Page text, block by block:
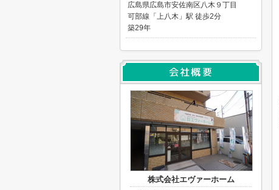
広島県広島市安佐南区八木９丁目
可部線「上八木」駅 徒歩2分
築29年
株式会社エヴァーホーム